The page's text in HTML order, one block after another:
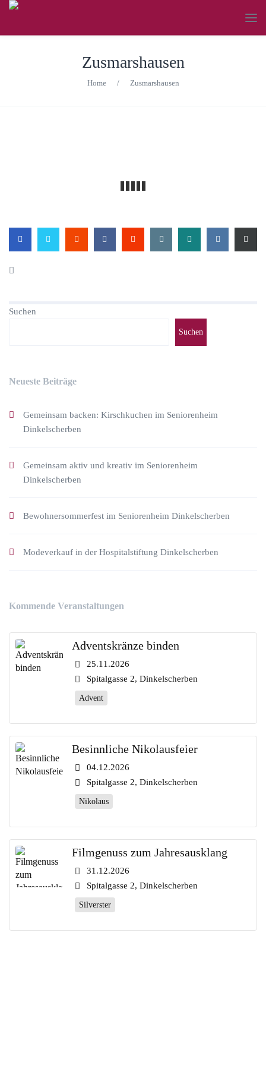
Zusmarshausen
Home / Zusmarshausen
Suchen
Suchen
Neueste Beiträge
Gemeinsam backen: Kirschkuchen im Seniorenheim
Dinkelscherben
Gemeinsam aktiv und kreativ im Seniorenheim
Dinkelscherben
Bewohnersommerfest im Seniorenheim Dinkelscherben
Modeverkauf in der Hospitalstiftung Dinkelscherben
Kommende Veranstaltungen
Adventskränze binden
25.11.2026
Spitalgasse 2, Dinkelscherben
Advent
Besinnliche Nikolausfeier
04.12.2026
Spitalgasse 2, Dinkelscherben
Nikolaus
Filmgenuss zum Jahresausklang
31.12.2026
Spitalgasse 2, Dinkelscherben
Silverster